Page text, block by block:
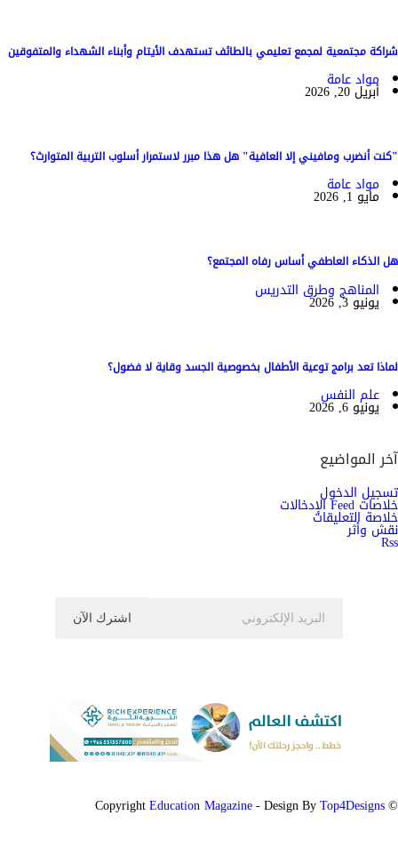
شراكة مجتمعية لمجمع تعليمي بالطائف تستهدف الأيتام وأبناء الشهداء والمتفوقين
مواد عامة
أبريل 20, 2026
"كنت أنضرب ومافيني إلا العافية" هل هذا مبرر لاستمرار أسلوب التربية المتوارث؟
مواد عامة
مايو 1, 2026
هل الذكاء العاطفي أساس رفاه المجتمع؟
المناهج وطرق التدريس
يونيو 3, 2026
لماذا تعد برامج توعية الأطفال بخصوصية الجسد وقاية لا فضول؟
علم النفس
يونيو 6, 2026
آخر المواضيع
تسجيل الدخول
خلاصات Feed الإدخالات
خلاصة التعليقات
نقش وأثر
Rss
© Copyright
Education Magazine - Design By Top4Designs